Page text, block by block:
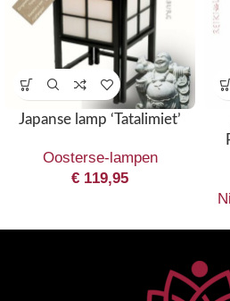
Japanse lamp ‘Tatalimiet’
Oosterse-lampen
€ 119,95